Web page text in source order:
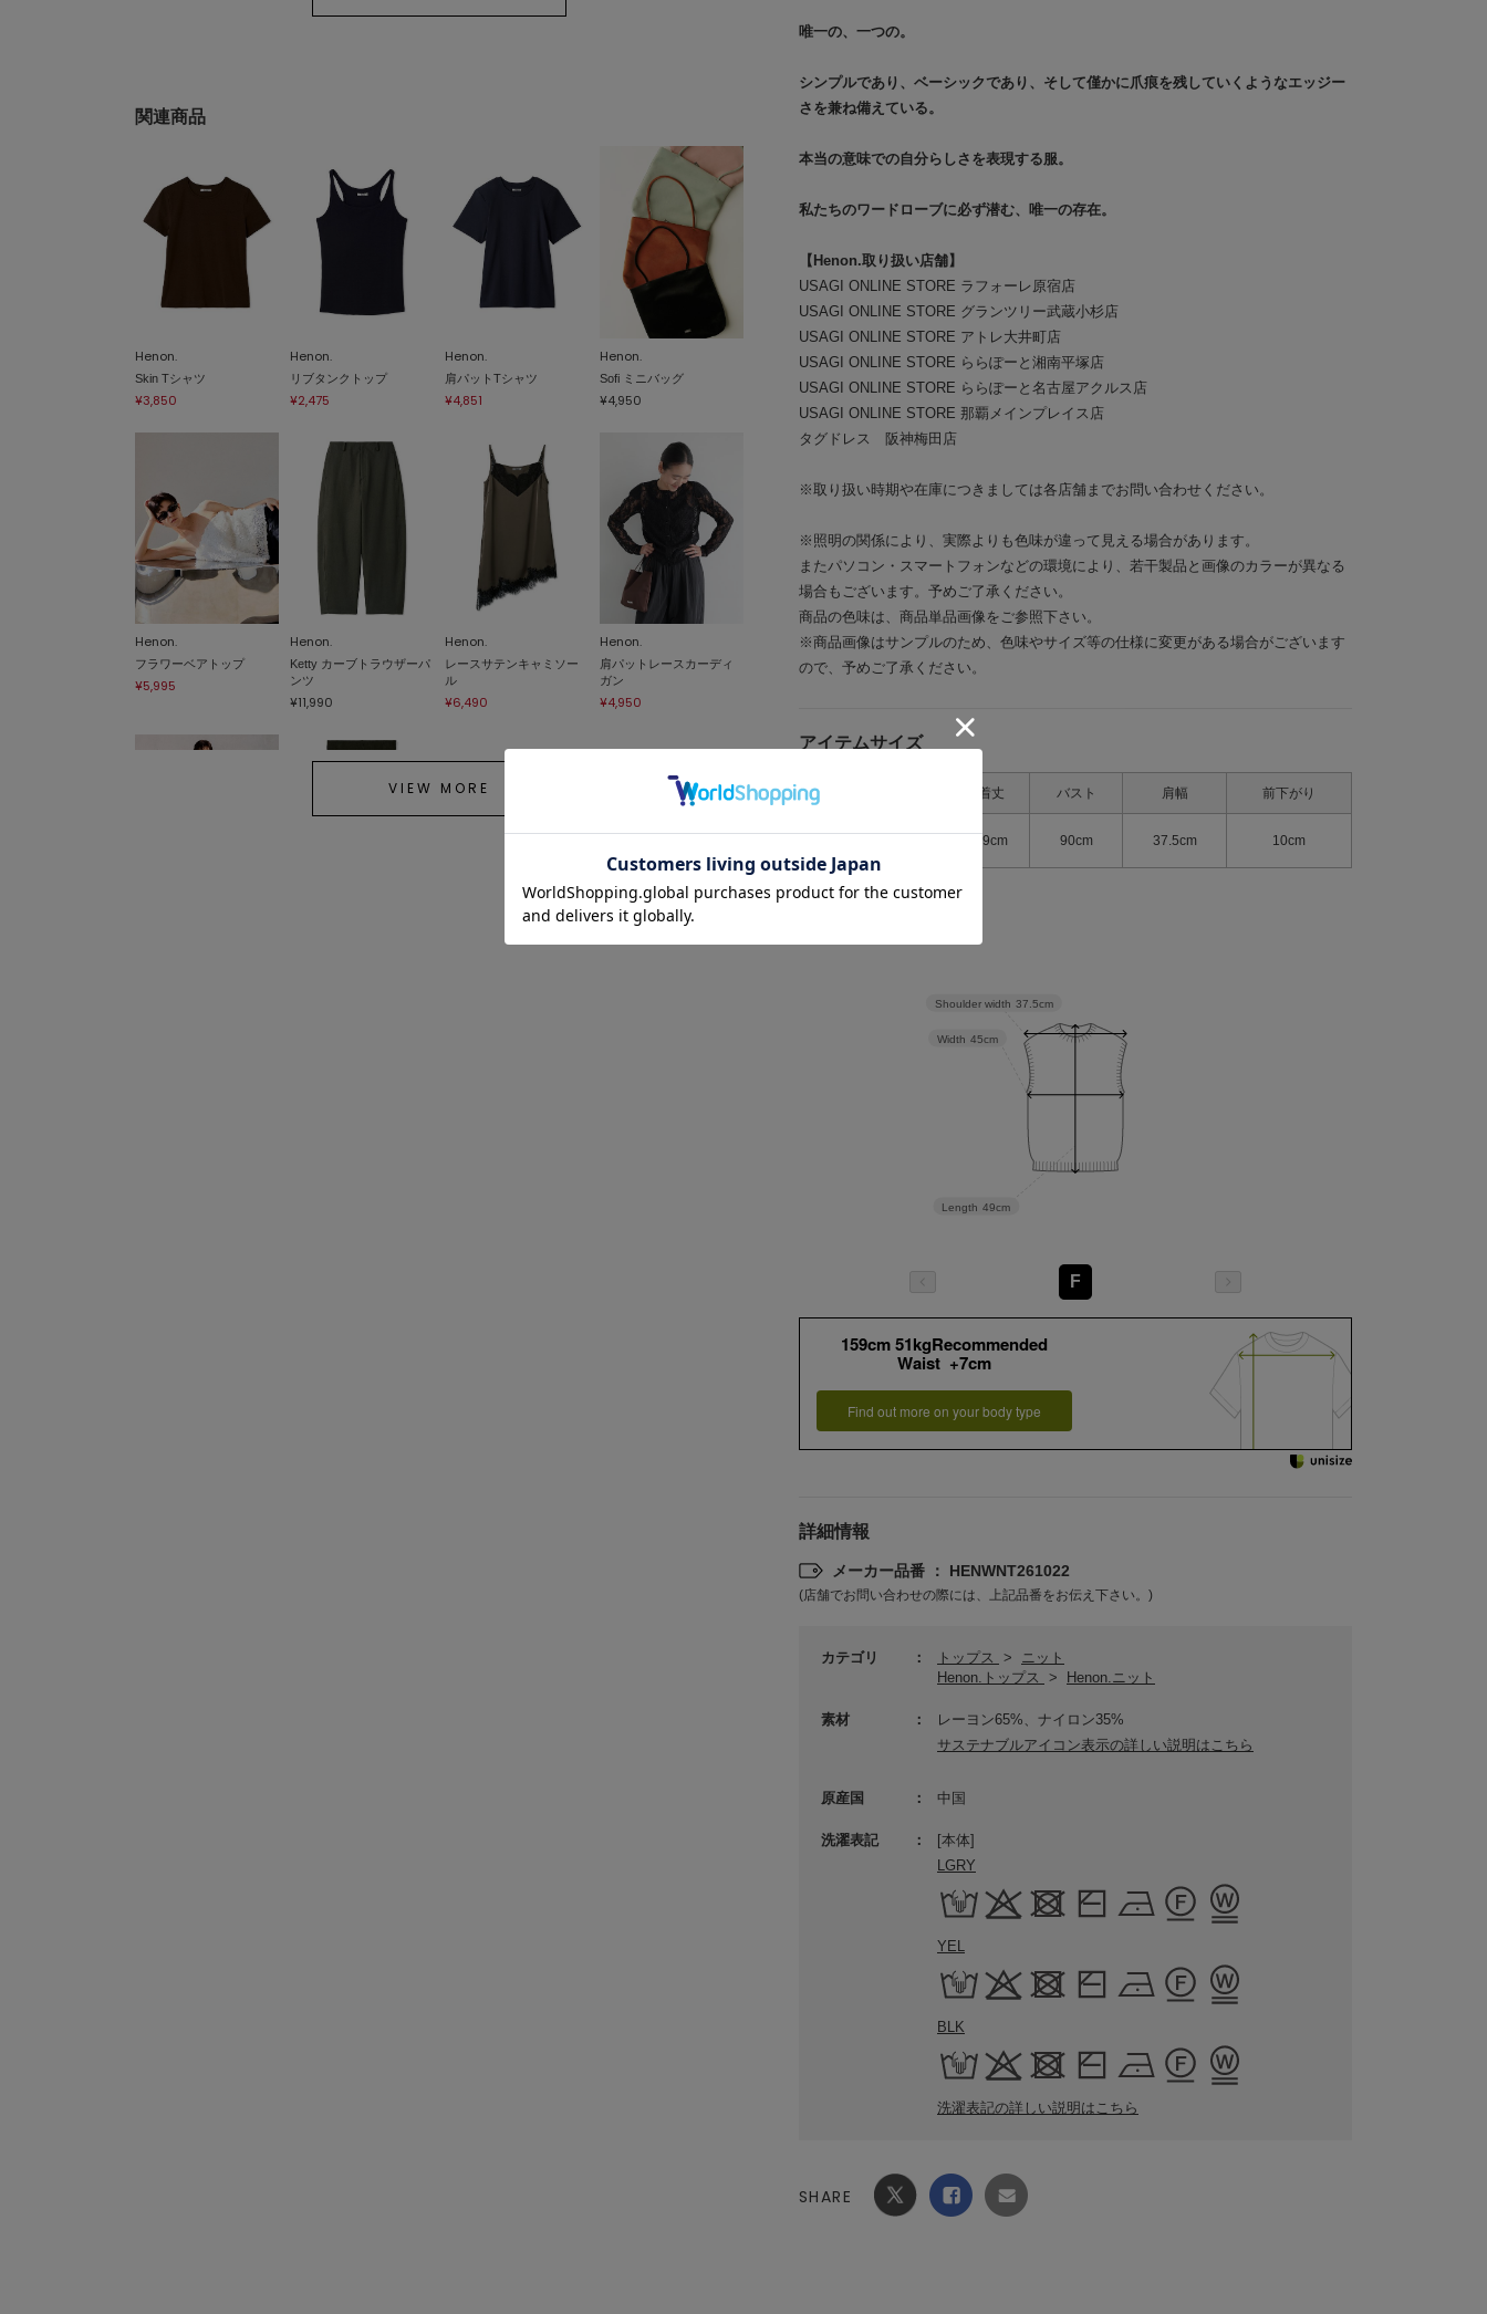
唯一の、一つの。
シンプルであり、ベーシックであり、そして僅かに爪痕を残していくようなエッジー
さを兼ね備えている。
本当の意味での自分らしさを表現する服。
私たちのワードローブに必ず潜む、唯一の存在。
【Henon.取り扱い店舗】
USAGI ONLINE STORE ラフォーレ原宿店
USAGI ONLINE STORE グランツリー武蔵小杉店
USAGI ONLINE STORE アトレ大井町店
USAGI ONLINE STORE ららぽーと湘南平塚店
USAGI ONLINE STORE ららぽーと名古屋アクルス店
USAGI ONLINE STORE 那覇メインプレイス店
タグドレス 阪神梅田店
※取り扱い時期や在庫につきましては各店舗までお問い合わせください。
※照明の関係により、実際よりも色味が違って見える場合があります。
またパソコン・スマートフォンなどの環境により、若干製品と画像のカラーが異なる
場合もございます。予めご了承ください。
商品の色味は、商品単品画像をご参照下さい。
※商品画像はサンプルのため、色味やサイズ等の仕様に変更がある場合がございます
ので、予めご了承ください。
アイテムサイズ
着丈 バスト 肩幅 前下がり
49cm 90cm 37.5cm 10cm
> 返品について
Length 49cm
Width 45cm
Shoulder width 37.5cm
F
159cm 51kgRecommended
Waist +7cm
Find out more on your body type
詳細情報
メーカー品番 ： HENWNT261022
(店舗でお問い合わせの際には、上記品番をお伝え下さい。)
カテゴリ トップス >
ニット
Henon.トップス
> Henon.ニット
素材
レーヨン65%、ナイロン35%
サステナブルアイコン表示の詳しい説明はこちら
原産国 中国
洗濯表記
[本体]
LGRY
YEL
BLK
洗濯表記の詳しい説明はこちら
SHARE
関連商品
Henon.
Skin Tシャツ
¥3,850
Henon.
リブタンクトップ
¥2,475
Henon.
肩パットTシャツ
¥4,851
Henon.
Sofi ミニバッグ
¥4,950
Henon.
フラワーベアトップ
¥5,995
Henon.
Ketty カーブトラウザーパ
ンツ
¥11,990
Henon.
レースサテンキャミソー
ル
¥6,490
Henon.
肩パットレースカーディ
ガン
¥4,950
VIEW MORE